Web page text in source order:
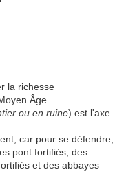
la richesse
Âge.
ou en ruine) est l'axe
car pour se défendre,
pont fortifiés, des
et des abbayes